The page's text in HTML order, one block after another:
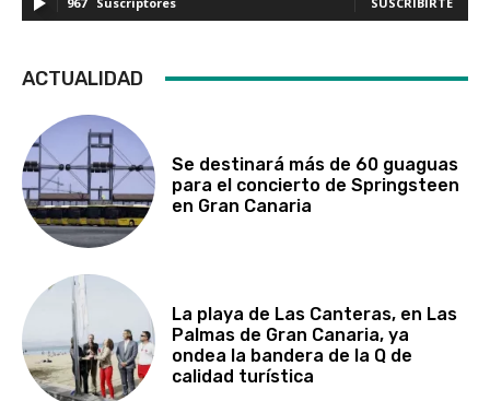
ACTUALIDAD
Se destinará más de 60 guaguas
para el concierto de Springsteen
en Gran Canaria
La playa de Las Canteras, en Las
Palmas de Gran Canaria, ya
ondea la bandera de la Q de
calidad turística